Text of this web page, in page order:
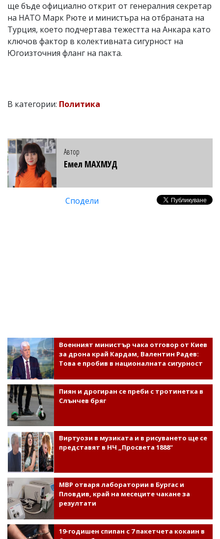
ще бъде официално открит от генералния секретар
на НАТО Марк Рюте и министъра на отбраната на
Турция, което подчертава тежестта на Анкара като
ключов фактор в колективната сигурност на
Югоизточния фланг на пакта.
В категории: Политика
Автор
Емел МАХМУД
Сподели
Военният министър чака отговор от Киев
за дрона край Кардам, Валентин Радев:
Това е пробив в националната сигурност
Пиян и дрогиран се преби с тротинетка в
Слънчев бряг
Виртуози в музиката и в рисуването ще се
представят в НЧ „Просвета 1888“
МВР отваря лаборатории в Бургас и
Пловдив, край на месеците чакане за
резултати
19-годишен спипан с 7 пакетчета кокаин в